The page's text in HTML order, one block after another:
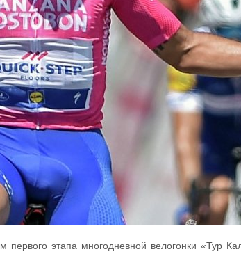
этапа многодневной велогонки «Тур